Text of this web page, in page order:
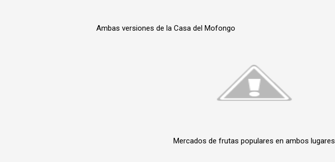
Ambas versiones de la Casa del Mofongo
Mercados de frutas populares en ambos lugares